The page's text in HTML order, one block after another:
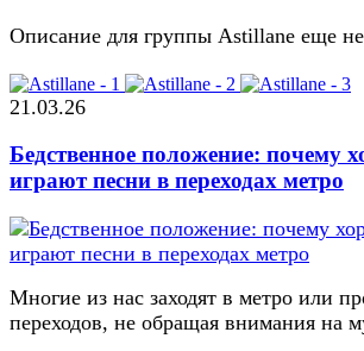
Описание для группы Astillane еще
21.03.26
Бедственное положение: почему
играют песни в переходах метро
Многие из нас заходят в метро или
переходов, не обращая внимания на